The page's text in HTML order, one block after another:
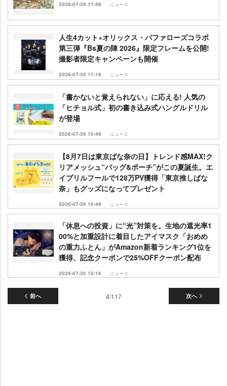
2026-07-30 11:46 ニュース
人生4カット×オリックス・バファローズコラボ
第三弾『Bs夏の陣 2026』限定フレームを公開!
撮影者限定キャンペーンも開催
2026-07-30 11:16 ニュース
「書かないと覚えられない」に応える! 人気の
「ヒチョル式」初の書き込み式ハングルドリル
が登場
2026-07-30 10:46 ニュース
【8月7日は東京ばな奈の日】トレンド感MAX!ク
リアメッシュ“バッグ&ポーチ”がこの夏誕生。エ
イプリルフールで128万PV獲得「東京推しばな
奈」もグッズになってプレゼント
2026-07-30 10:46 ニュース
「休息への投資」に“光”対策を。生地の遮光率1
00%と加重設計に着目したアイマスク「おめめ
の重力ふとん」がAmazon新着ランキング1位を
獲得、記念クーポンで25%OFFクーポン配布
2026-07-30 10:16 ニュース
前へ 次へ
4/117